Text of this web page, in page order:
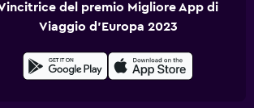
del premio Migliore App di
Viaggio d'Europa 2023